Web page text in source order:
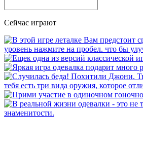
Сейчас играют